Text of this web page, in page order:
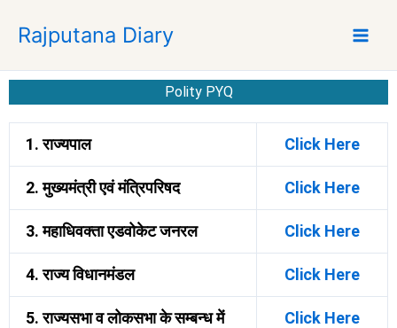
content
Rajputana Diary
Polity PYQ
1. राज्यपाल Click Here
2. मुख्यमंत्री एवं मंत्रिपरिषद Click Here
3. महाधिवक्ता एडवोकेट जनरल Click Here
4. राज्य विधानमंडल Click Here
5. राज्यसभा व लोकसभा के सम्बन्ध में Click Here